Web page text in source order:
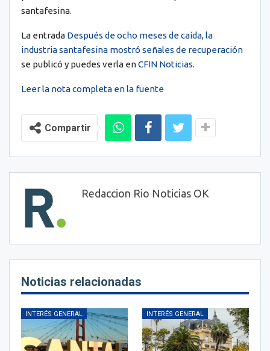
santafesina.
La entrada Después de ocho meses de caída, la
industria santafesina mostró señales de recuperación
se publicó y puedes verla enCFIN Noticias.
Leer la nota completa en la fuente
Compartir
Redaccion Rio Noticias OK
Noticias relacionadas
INTERÉS GENERAL INTERÉS GENERAL